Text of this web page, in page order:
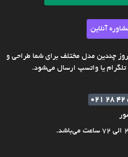
آنلاین
چندین مدل مختلف برای شما طراحی و
تلگرام یا واتسپ ارسال می‌شود.
021 28 42